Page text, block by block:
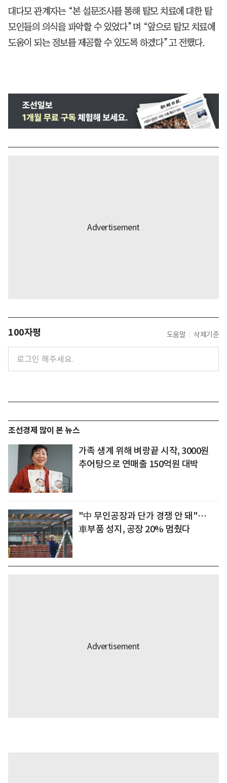
대다모 관계자는 “본 설문조사를 통해 탈모 치료에 대한 탈
모인들의 의식을 파악할 수 있었다”며 “앞으로 탈모 치료에
도움이 되는 정보를 제공할 수 있도록 하겠다”고 전했다.
100자평 도움말 삭제기준
조선경제 많이 본 뉴스
가족 생계 위해 벼랑끝 시작, 3000원
추어탕으로 연매출 150억원 대박
"中 무인공장과 단가 경쟁 안 돼"…
車부품 성지, 공장 20% 멈췄다